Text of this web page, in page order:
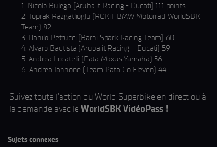
1. Nicolo Bulega (Aruba.it Racing - Ducati) 111 points
2. Toprak Razgatlioglu (ROKiT BMW Motorrad WorldSBK
Team) 82
3. Danilo Petrucci (Barni Spark Racing Team) 60
4. Álvaro Bautista (Aruba.it Racing – Ducati) 59
5. Andrea Locatelli (Pata Maxus Yamaha) 56
6. Andrea Iannone (Team Pata Go Eleven) 44
Suivez toute l'action du World Superbike en direct ou à
la demande avec leWorldSBK VidéoPass !
Sujets connexes